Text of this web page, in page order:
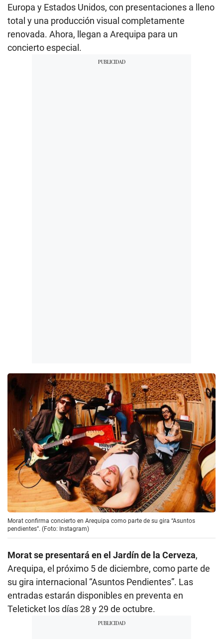
Europa y Estados Unidos, con presentaciones a lleno
total y una producción visual completamente
renovada. Ahora, llegan a Arequipa para un
concierto especial.
Morat confirma concierto en Arequipa como parte de su gira “Asuntos
pendientes”. (Foto: Instagram)
Morat se presentará en el Jardín de la Cerveza,
Arequipa, el próximo 5 de diciembre, como parte de
su gira internacional “Asuntos Pendientes”. Las
entradas estarán disponibles en preventa en
Teleticket los días 28 y 29 de octubre.